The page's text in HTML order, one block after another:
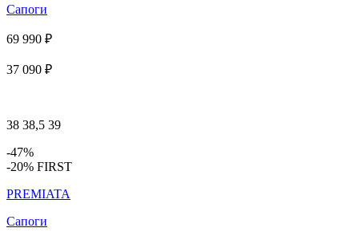
Сапоги
69 990 ₽
37 090 ₽
38 38,5 39
-47%
-20% FIRST
PREMIATA
Сапоги